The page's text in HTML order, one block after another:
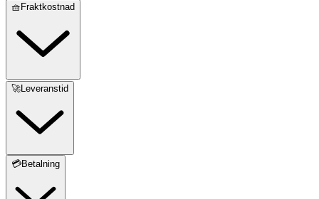
🧺Fraktkostnad
🚀Leveranstid
💳Betalning